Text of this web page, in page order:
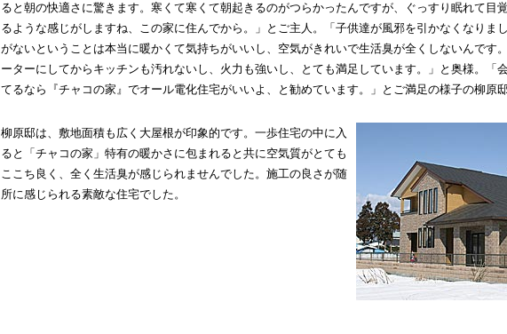
ると朝の快適さに驚きます。寒くて寒くて朝起きるのがつらかったんですが、ぐっすり眠れて目
るような感じがしますね、この家に住んでから。」とご主人。「子供達が風邪を引かなくなりま
がないということは本当に暖かくて気持ちがいいし、空気がきれいで生活臭が全くしないんです
ーターにしてからキッチンも汚れないし、火力も強いし、とても満足しています。」と奥様。「
てるなら『チャコの家』でオール電化住宅がいいよ、と勧めています。」とご満足の様子の柳原邸
柳原邸は、敷地面積も広く大屋根が印象的です。一歩住宅の中に入
ると「チャコの家」特有の暖かさに包まれると共に空気質がとても
ここち良く、全く生活臭が感じられませんでした。施工の良さが随
所に感じられる素敵な住宅でした。